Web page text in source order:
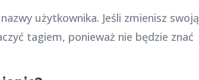
użytkownika. Jeśli zmienisz swoją
tagiem, ponieważ nie będzie znać